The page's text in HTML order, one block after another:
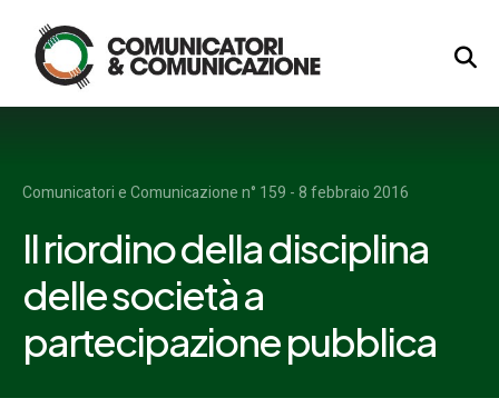
Logo
Comunicatori e Comunicazione n° 159 - 8 febbraio 2016
Il riordino della disciplina
delle società a
partecipazione pubblica